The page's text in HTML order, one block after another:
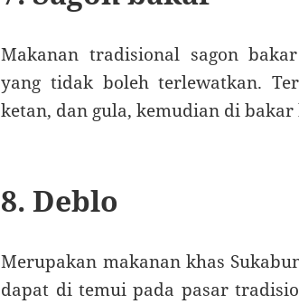
Makanan tradisional sagon
yang tidak boleh terlewatkan.
ketan, dan gula, kemudian di
8. Deblo
Merupakan makanan khas
dapat di temui pada pasar